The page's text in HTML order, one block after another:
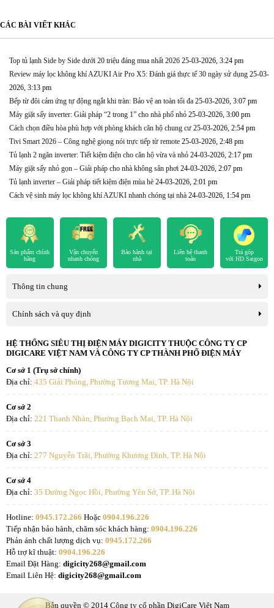
CÁC BÀI VIẾT KHÁC
Top tủ lạnh Side by Side dưới 20 triệu đáng mua nhất 2026 25-03-2026, 3:24 pm
Review máy lọc không khí AZUKI Air Pro X5: Đánh giá thực tế 30 ngày sử dụng 25-03-
2026, 3:13 pm
Bếp từ đôi cảm ứng tự động ngắt khi tràn: Bảo vệ an toàn tối đa 25-03-2026, 3:07 pm
Máy giặt sấy inverter: Giải pháp “2 trong 1” cho nhà phố nhỏ 25-03-2026, 3:00 pm
Cách chọn điều hòa phù hợp với phòng khách căn hộ chung cư 25-03-2026, 2:54 pm
Tivi Smart 2026 – Công nghệ giọng nói trực tiếp từ remote 25-03-2026, 2:48 pm
Tủ lạnh 2 ngăn inverter: Tiết kiệm điện cho căn hộ vừa và nhỏ 24-03-2026, 2:17 pm
Máy giặt sấy nhỏ gọn – Giải pháp cho nhà không sân phơi 24-03-2026, 2:07 pm
Tủ lạnh inverter – Giải pháp tiết kiệm điện mùa hè 24-03-2026, 2:01 pm
Cách vệ sinh máy lọc không khí AZUKI nhanh chóng tại nhà 24-03-2026, 1:54 pm
Sản phẩm chính
hãng
Vận chuyển
nhanh chóng
Bảo hành tại
nhà
Liên hệ thanh
toán
Trả góp
với HD Saigon
Thông tin chung
Chính sách và quy định
HỆ THỐNG SIÊU THỊ ĐIỆN MÁY DIGICITY THUỘC CÔNG TY CP
DIGICARE VIỆT NAM VÀ CÔNG TY CP THÀNH PHỐ ĐIỆN MÁY
Cơ sở 1 (Trụ sở chính)
Địa chỉ: 435 Giải Phóng, Phường Tương Mai, TP. Hà Nội
Cơ sở 2
Địa chỉ: 221 Thanh Nhàn, Phường Bạch Mai, TP. Hà Nội
Cơ sở 3
Địa chỉ: 277 Nguyễn Trãi, Phường Khương Đình, TP. Hà Nội
Cơ sở 4
Địa chỉ: 35 Đường Ngọc Hồi, Phường Yên Sở, TP. Hà Nội
Hotline: 0945.172.266 Hoặc 0904.196.226
Tiếp nhận bảo hành, chăm sóc khách hàng: 0904.196.226
Phản ánh chất lượng dịch vụ: 0945.172.266
Hỗ trợ kĩ thuật: 0904.196.226
Email Đặt Hàng: digicity268@gmail.com
Email Liên Hệ: digicity268@gmail.com
Bản quyền © 2014 Công ty cổ phần DigiCare Việt Nam